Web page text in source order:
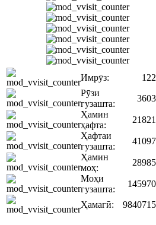
Имрӯз:
122
Рӯзи
гузашта:
3603
Ҳамин
ҳафта:
21821
Ҳафтаи
гузашта:
41097
Ҳамин
моҳ:
28985
Моҳи
гузашта:
145970
Ҳамагӣ: 9840715